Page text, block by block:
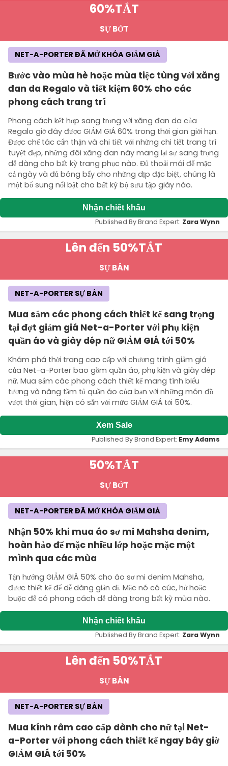
60%TẮT
SỰ BỚT
Bước vào mùa hè hoặc mùa tiệc tùng với xăng
đan da Regalo và tiết kiệm 60% cho các
phong cách trang trí
Phong cách kết hợp sang trọng với xăng đan da của
Regalo giờ đây được GIẢM GIÁ 60% trong thời gian giới hạn.
Được chế tác cẩn thận và chi tiết với những chi tiết trang trí
tuyệt đẹp, những đôi xăng đan này mang lại sự sang trọng
dễ dàng cho bất kỳ trang phục nào. Đủ thoải mái để mặc
cả ngày và đủ bóng bẩy cho những dịp đặc biệt, chúng là
một bổ sung nổi bật cho bất kỳ bộ sưu tập giày nào.
NET-A-PORTER ĐÃ MỞ KHÓA GIẢM GIÁ
Nhận chiết khấu
Published By Brand Expert: Zara Wynn
Lên đến 50%TẮT
SỰ BÁN
Mua sắm các phong cách thiết kế sang trọng
tại đợt giảm giá Net-a-Porter với phụ kiện
quần áo và giày dép nữ GIẢM GIÁ tới 50%
Khám phá thời trang cao cấp với chương trình giảm giá
của Net-a-Porter bao gồm quần áo, phụ kiện và giày dép
nữ. Mua sắm các phong cách thiết kế mang tính biểu
tượng và nâng tầm tủ quần áo của bạn với những món đồ
vượt thời gian, hiện có sẵn với mức GIẢM GIÁ tới 50%.
NET-A-PORTER SỰ BÁN
Xem Sale
Published By Brand Expert: Emy Adams
50%TẮT
SỰ BỚT
Nhận 50% khi mua áo sơ mi Mahsha denim,
hoàn hảo để mặc nhiều lớp hoặc mặc một
mình qua các mùa
Tận hưởng GIẢM GIÁ 50% cho áo sơ mi denim Mahsha,
được thiết kế để dễ dàng giản dị. Mặc nó có cúc, hở hoặc
buộc để có phong cách dễ dàng trong bất kỳ mùa nào.
NET-A-PORTER ĐÃ MỞ KHÓA GIẢM GIÁ
Nhận chiết khấu
Published By Brand Expert: Zara Wynn
Lên đến 50%TẮT
SỰ BÁN
Mua kính râm cao cấp dành cho nữ tại Net-
a-Porter với phong cách thiết kế ngay bây giờ
GIẢM GIÁ tới 50%
NET-A-PORTER SỰ BÁN